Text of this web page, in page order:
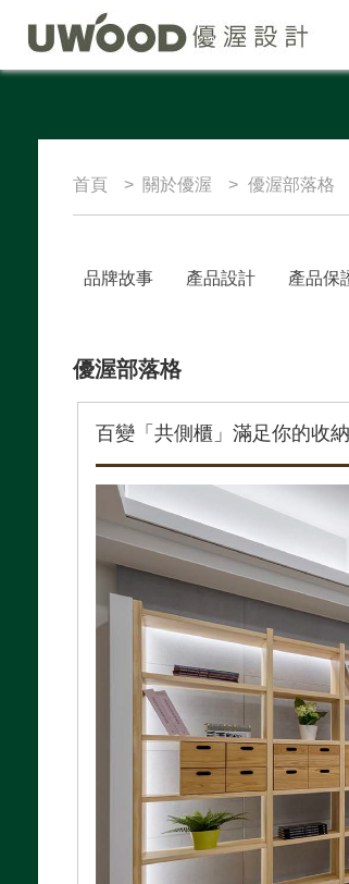
首頁 關於優渥 優渥部落格
品牌故事 產品設計 產品保
優渥部落格
百變「共側櫃」滿足你的收